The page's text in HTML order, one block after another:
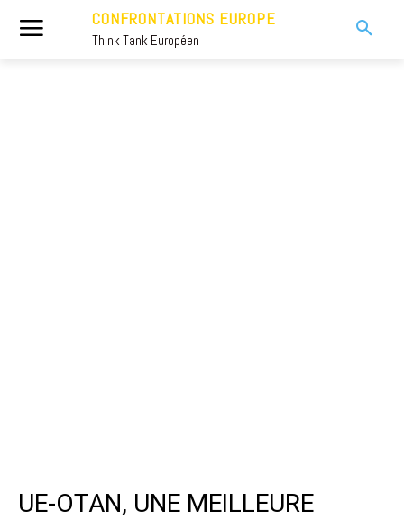
CONFRONTATIONS EUROPE
Think Tank Européen
UE-OTAN, UNE MEILLEURE